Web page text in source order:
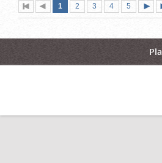
Première
page
Page
précédente
Page
1 (page
actuelle)
Page
2 Page
3 Page
4 Page
5